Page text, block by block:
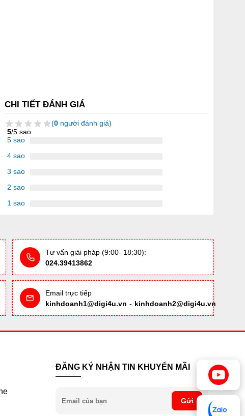
CHI TIẾT ĐÁNH GIÁ
(0 người đánh giá)
5/5 sao
5 sao
4 sao
3 sao
2 sao
1 sao
Tư vấn giải pháp (9:00- 18:30):
024.39413862
Email trực tiếp
kinhdoanh1@digi4u.vn - kinhdoanh2@digi4u.vn
ĐĂNG KÝ NHẬN TIN KHUYẾN MÃI
Gửi